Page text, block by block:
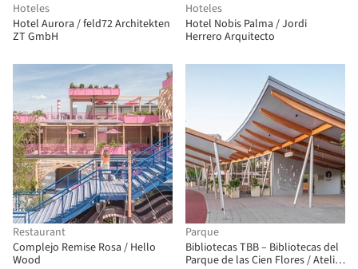
Hoteles
Hotel Aurora / feld72 Architekten
ZT GmbH
Hoteles
Hotel Nobis Palma / Jordi
Herrero Arquitecto
Restaurant
Complejo Remise Rosa / Hello
Wood
Parque
Bibliotecas TBB – Bibliotecas del
Parque de las Cien Flores / Atelier